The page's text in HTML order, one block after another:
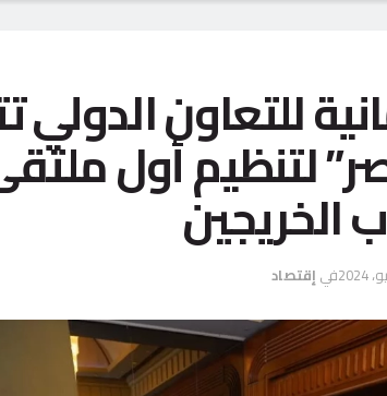
للتعاون
لتنظيم أول
الخريجين
في إقتصاد